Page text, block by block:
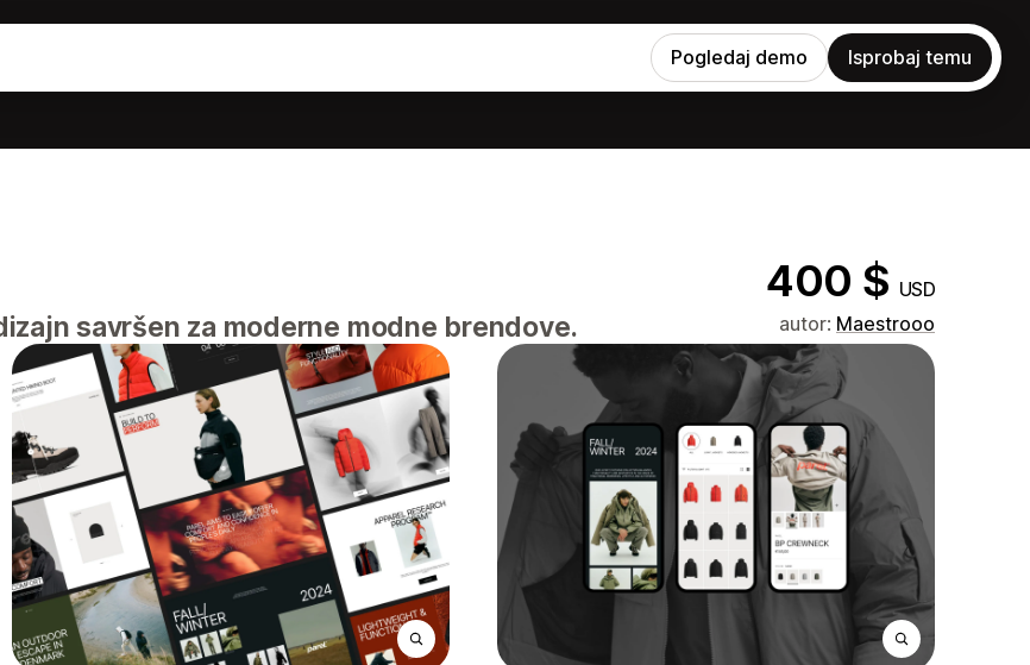
Pogledaj demo Isprobaj temu
400 $ USD
savršen za moderne modne brendove. autor: Maestrooo